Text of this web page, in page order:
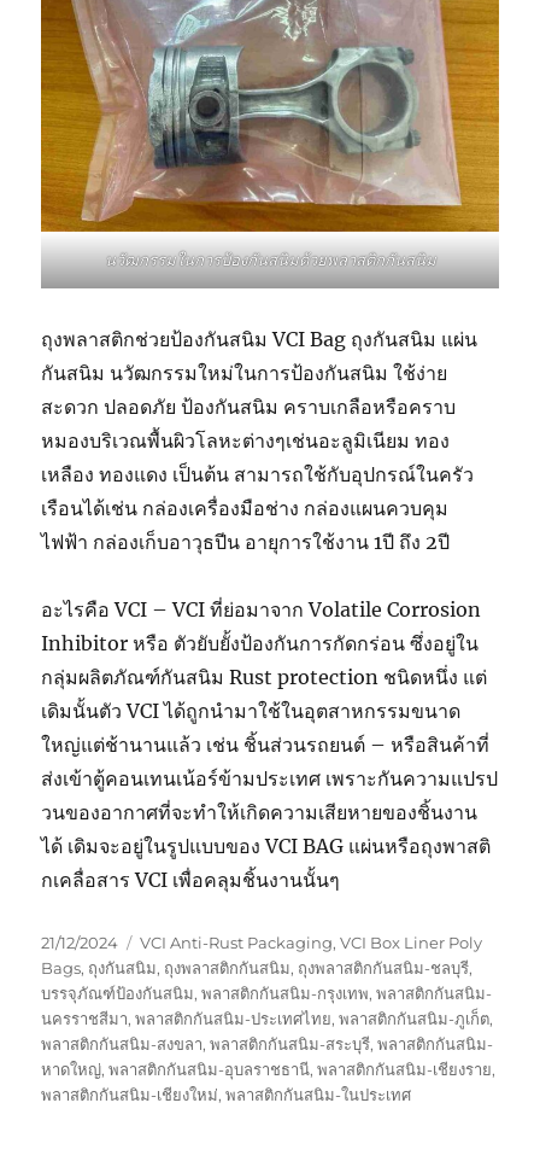
นวัฒกรรมในการป้องกันสนิมด้วยพลาสติกกันสนิม
ถุงพลาสติกช่วยป้องกันสนิม VCI Bag ถุงกันสนิม แผ่น
กันสนิม นวัฒกรรมใหม่ในการป้องกันสนิม ใช้ง่าย
สะดวก ปลอดภัย ป้องกันสนิม คราบเกลือหรือคราบ
หมองบริเวณพื้นผิวโลหะต่างๆเช่นอะลูมิเนียม ทอง
เหลือง ทองแดง เป็นต้น สามารถใช้กับอุปกรณ์ในครัว
เรือนได้เช่น กล่องเครื่องมือช่าง กล่องแผนควบคุม
ไฟฟ้า กล่องเก็บอาวุธปีน อายุการใช้งาน 1ปี ถึง 2ปี
อะไรคือ VCI – VCI ที่ย่อมาจาก Volatile Corrosion
Inhibitor หรือ ตัวยับยั้งป้องกันการกัดกร่อน ซึ่งอยู่ใน
กลุ่มผลิตภัณฑ์กันสนิม Rust protection ชนิดหนึ่ง แต่
เดิมนั้นตัว VCI ได้ถูกนำมาใช้ในอุตสาหกรรมขนาด
ใหญ่แต่ช้านานแล้ว เช่น ชิ้นส่วนรถยนต์ – หรือสินค้าที่
ส่งเข้าตู้คอนเทนเน้อร์ข้ามประเทศ เพราะกันความแปรป
วนของอากาศที่จะทำให้เกิดความเสียหายของชิ้นงาน
ได้ เดิมจะอยู่ในรูปแบบของ VCI BAG แผ่นหรือถุงพาสติ
กเคลื่อสาร VCI เพื่อคลุมชิ้นงานนั้นๆ
Posted
on
21/12/2024 Tags
VCI Anti-Rust Packaging,VCI Box Liner Poly
Bags, ถุงกันสนิม, ถุงพลาสติกกันสนิม, ถุงพลาสติกกันสนิม-ชลบุรี,
บรรจุภัณฑ์ป้องกันสนิม,พลาสติกกันสนิม-กรุงเทพ,พลาสติกกันสนิม-
นครราชสีมา,พลาสติกกันสนิม-ประเทศไทย,พลาสติกกันสนิม-ภูเก็ต,
พลาสติกกันสนิม-สงขลา,พลาสติกกันสนิม-สระบุรี,พลาสติกกันสนิม-
หาดใหญ่,พลาสติกกันสนิม-อุบลราชธานี,พลาสติกกันสนิม-เชียงราย,
พลาสติกกันสนิม-เชียงใหม่,พลาสติกกันสนิม-ในประเทศ